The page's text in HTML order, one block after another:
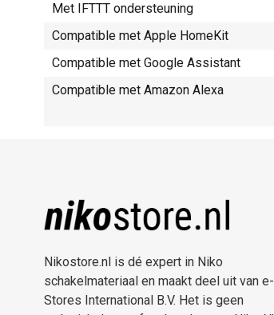
Met IFTTT ondersteuning
Compatible met Apple HomeKit
Compatible met Google Assistant
Compatible met Amazon Alexa
Nikostore.nl is dé expert in Niko
schakelmateriaal en maakt deel uit van e-
Stores International B.V. Het is geen